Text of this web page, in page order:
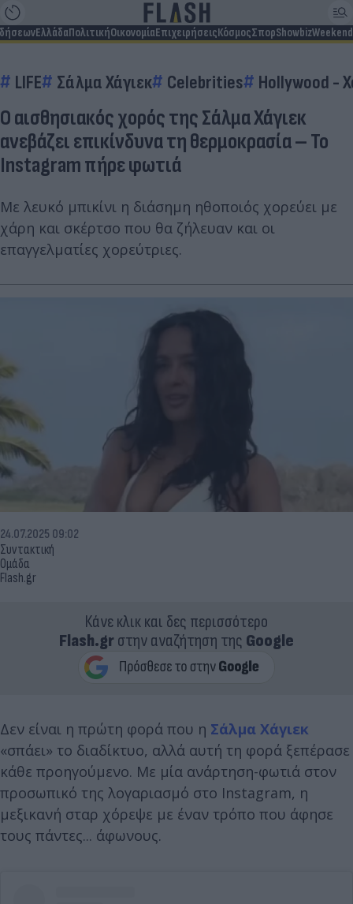
ΕλλάδαΠολιτικήΟικονομίαΕπιχειρήσειςΚόσμοςΣπορShowbizWeekend
LIFE Σάλμα Χάγιεκ Celebrities Hollywood -
Ο αισθησιακός χορός της Σάλμα Χάγιεκ
ανεβάζει επικίνδυνα τη θερμοκρασία – Το
Instagram πήρε φωτιά
Με λευκό μπικίνι η διάσημη ηθοποιός χορεύει με
χάρη και σκέρτσο που θα ζήλευαν και οι
επαγγελματίες χορεύτριες.
Συντακτική
Ομάδα
Flash.gr
24.07.2025 09:02
Κάνε κλικ και δες περισσότερο
Flash.grστην αναζήτηση της Google
Δεν είναι η πρώτη φορά που η Σάλμα Χάγιεκ
«σπάει» το διαδίκτυο, αλλά αυτή τη φορά ξεπέρασε
κάθε προηγούμενο. Με μία ανάρτηση-φωτιά στον
προσωπικό της λογαριασμό στο Instagram, η
μεξικανή σταρ χόρεψε με έναν τρόπο που άφησε
τους πάντες... άφωνους.